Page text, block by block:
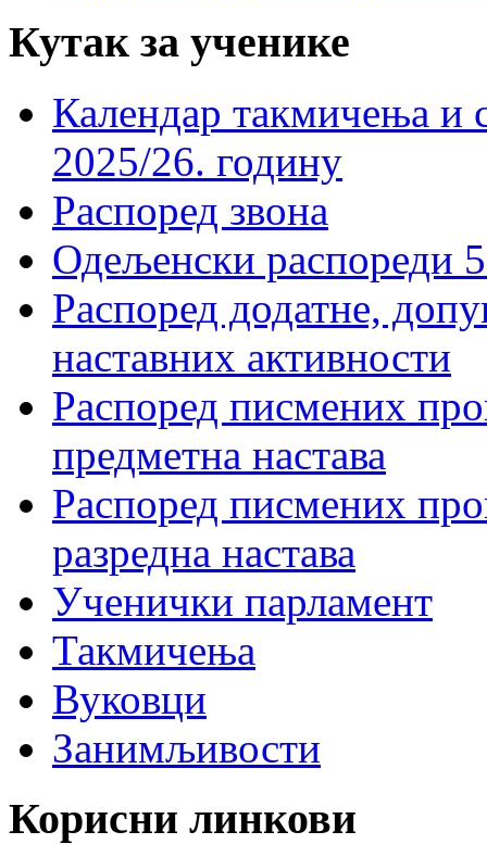
Кутак за ученике
Календар такмичења
2025/26. годину
Распоред звона
Одељенски распореди
Распоред додатне,
наставних активности
Распоред писмених
предметна настава
Распоред писмених
разредна настава
Ученички парламент
Такмичења
Вуковци
Занимљивости
Корисни линкови